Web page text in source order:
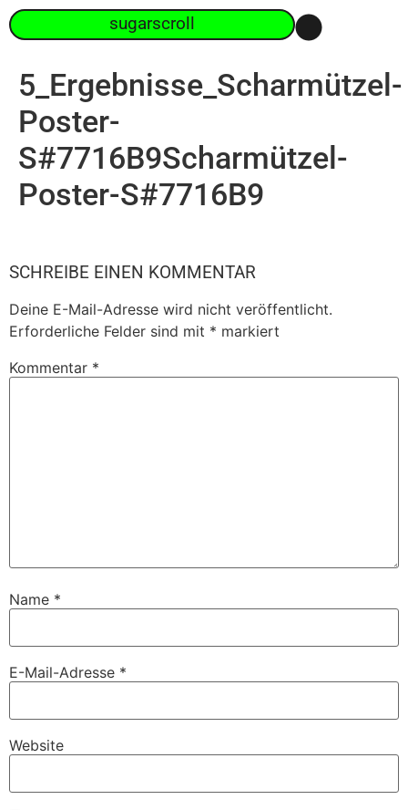
sugarscroll
5_Ergebnisse_Scharmützel-
Poster-
S#7716B9Scharmützel-
Poster-S#7716B9
SCHREIBE EINEN KOMMENTAR
Deine E-Mail-Adresse wird nicht veröffentlicht.
Erforderliche Felder sind mit * markiert
Kommentar *
Name *
E-Mail-Adresse *
Website